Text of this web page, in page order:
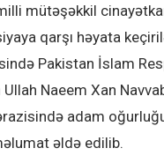
mütəşəkkil
qarşı həyata
Pakistan İslam
Naeem Xan
adam
əldə edilib.